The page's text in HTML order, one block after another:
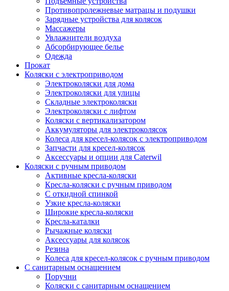
Противопролежневые матрацы и подушки
Зарядные устройства для колясок
Массажеры
Увлажнители воздуха
Абсорбирующее белье
Одежда
Прокат
Коляски с электроприводом
Электроколяски для дома
Электроколяски для улицы
Складные электроколяски
Электроколяски с лифтом
Коляски с вертикализатором
Аккумуляторы для электроколясок
Колеса для кресел-колясок с электроприводом
Запчасти для кресел-колясок
Аксессуары и опции для Caterwil
Коляски с ручным приводом
Активные кресла-коляски
Кресла-коляски с ручным приводом
С откидной спинкой
Узкие кресла-коляски
Широкие кресла-коляски
Кресла-каталки
Рычажные коляски
Аксессуары для колясок
Резина
Колеса для кресел-колясок с ручным приводом
С санитарным оснащением
Поручни
Коляски с санитарным оснащением